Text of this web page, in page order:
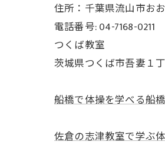
住所：千葉県流山市お
電話番号: 04-7168-0211
つくば教室
茨城県つくば市吾妻１
船橋で体操を学べる船
佐倉の志津教室で学ぶ